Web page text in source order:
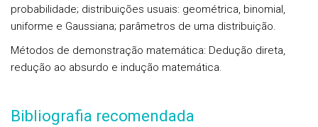
probabilidade; distribuições usuais: geométrica, binomial,
uniforme e Gaussiana; parâmetros de uma distribuição.
Métodos de demonstração matemática: Dedução direta,
redução ao absurdo e indução matemática.
Bibliografia recomendada